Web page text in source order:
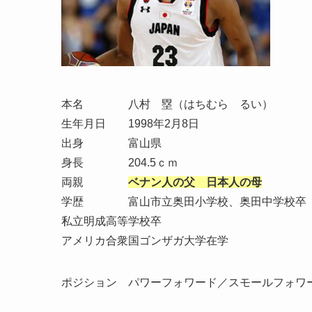
本名 八村 塁（はちむら るい）
生年月日 1998年2月8日
出身 富山県
身長 204.5ｃｍ
両親 ベナン人の父 日本人の母
学歴 富山市立奥田小学校、奥田中学校卒
私立明成高等学校卒
アメリカ合衆国ゴンザガ大学在学
ポジション パワーフォワード／スモールフォワ